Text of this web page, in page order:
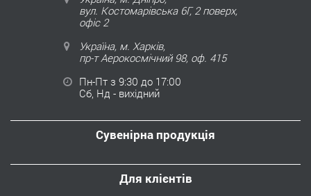
вул. Костомарівська 6Г, 2 поверх,
офіс 2
Україна, м. Харків,
пр-т Аерокосмічний 98, оф. 415
Пн-Пт з 9:30 до 17:00
Сб, Нд - вихідний
Сувенірна продукція
Для клієнтів